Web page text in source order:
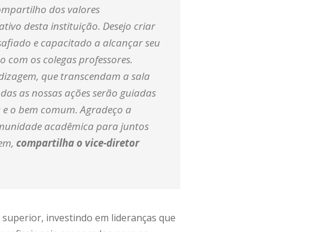
dos valores
desta instituição. Desejo criar
e capacitado a alcançar seu
os colegas professores.
que transcendam a sala
as nossas ações serão guiadas
o bem comum. Agradeço a
acadêmica para juntos
, compartilha o vice-diretor
investindo em lideranças que